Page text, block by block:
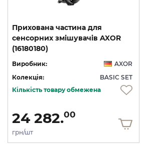
Прихована частина для
сенсорних змішувачів AXOR
(16180180)
Виробник:
AXOR
Колекція:
BASIC SET
Кількість товару обмежена
24 282.00
грн/шт